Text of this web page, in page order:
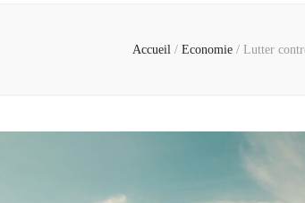
Accueil / Economie / Lutter